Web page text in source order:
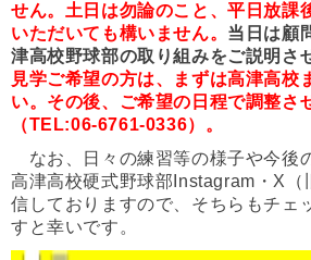
せん。土日は勿論のこと、平日放課
いただいても構いません。 当日は顧
津高校野球部の取り組みをご説明さ
見学ご希望の方は、まずは高津高校
い。その後、ご希望の日程で調整さ
（TEL:06-6761-0336）。
なお、日々の練習等の様子や今後
高津高校硬式野球部Instagram・X（
信しておりますので、そちらもチェ
すと幸いです。